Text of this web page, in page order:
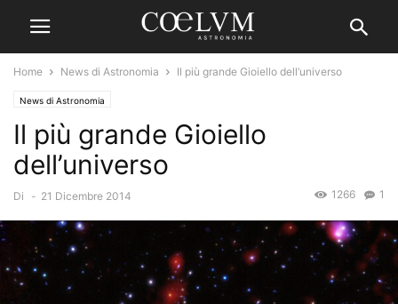
Home News di Astronomia Il più grande Gioiello dell’universo
News di Astronomia
Il più grande Gioiello
dell’universo
Di - 21 Dicembre 2014 1
1266